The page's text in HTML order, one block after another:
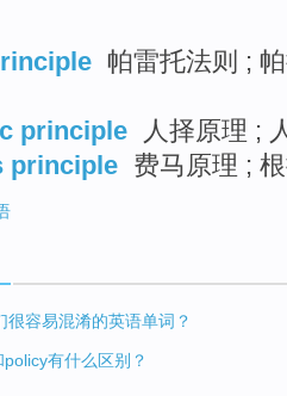
帕雷托法则 ;
principle
人择原理 ;
principle 费马原理 ;
很容易混淆的英语单词？
有什么区别？